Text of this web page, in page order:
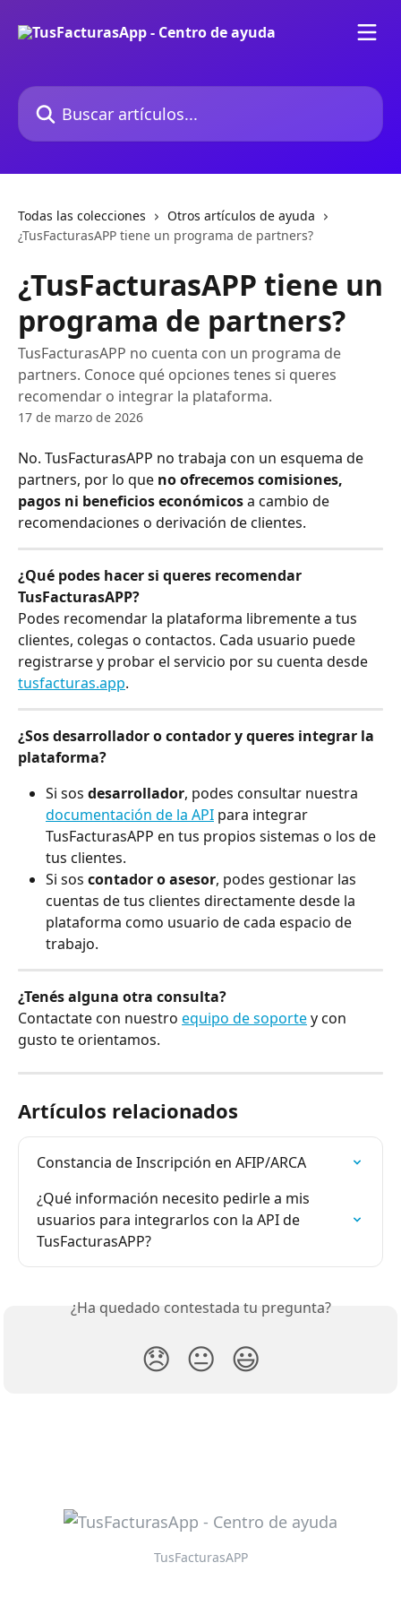
Buscar artículos...
Todas las colecciones
Otros artículos de ayuda
¿TusFacturasAPP tiene un programa de partners?
¿TusFacturasAPP tiene un
programa de partners?
TusFacturasAPP no cuenta con un programa de
partners. Conoce qué opciones tenes si queres
recomendar o integrar la plataforma.
17 de marzo de 2026
No. TusFacturasAPP no trabaja con un esquema de
partners, por lo que no ofrecemos comisiones,
pagos ni beneficios económicos a cambio de
recomendaciones o derivación de clientes.
¿Qué podes hacer si queres recomendar
TusFacturasAPP?
Podes recomendar la plataforma libremente a tus
clientes, colegas o contactos. Cada usuario puede
registrarse y probar el servicio por su cuenta desde
tusfacturas.app.
¿Sos desarrollador o contador y queres integrar la
plataforma?
Si sos desarrollador, podes consultar nuestra
documentación de la API para integrar
TusFacturasAPP en tus propios sistemas o los de
tus clientes.
Si sos contador o asesor, podes gestionar las
cuentas de tus clientes directamente desde la
plataforma como usuario de cada espacio de
trabajo.
¿Tenés alguna otra consulta?
Contactate con nuestro equipo de soporte y con
gusto te orientamos.
Artículos relacionados
Constancia de Inscripción en AFIP/ARCA
¿Qué información necesito pedirle a mis
usuarios para integrarlos con la API de
TusFacturasAPP?
¿Ha quedado contestada tu pregunta?
😞 😐 😃
TusFacturasAPP